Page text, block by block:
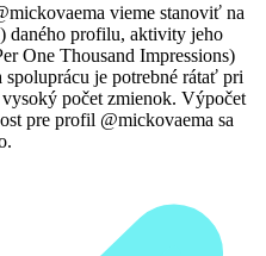
vieme stanoviť na
daného profilu, aktivity jeho
One Thousand Impressions)
spoluprácu je potrebné rátať pri
počet zmienok. Výpočet
pre profil @mickovaema sa